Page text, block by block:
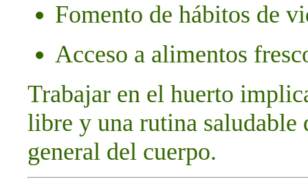
Fomento de hábitos de
Acceso a alimentos
Trabajar en el huerto
libre y una rutina saludable
general del cuerpo.